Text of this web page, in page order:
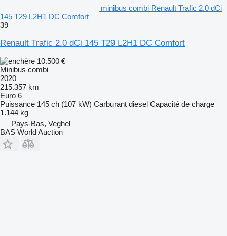
minibus combi Renault Trafic 2.0 dCi
145 T29 L2H1 DC Comfort
39
Renault Trafic 2.0 dCi 145 T29 L2H1 DC Comfort
10.500 €
Minibus combi
2020
215.357 km
Euro 6
Puissance 145 ch (107 kW) Carburant diesel Capacité de charge
1.144 kg
Pays-Bas, Veghel
BAS World Auction